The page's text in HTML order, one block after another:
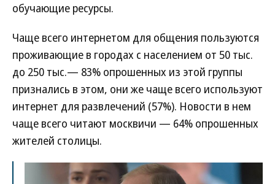
обучающие ресурсы.
Чаще всего интернетом для общения пользуются
проживающие в городах с населением от 50 тыс.
до 250 тыс.— 83% опрошенных из этой группы
признались в этом, они же чаще всего используют
интернет для развлечений (57%). Новости в нем
чаще всего читают москвичи — 64% опрошенных
жителей столицы.